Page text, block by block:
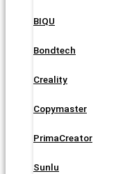
BIQU
Bondtech
Creality
Copymaster
PrimaCreator
Sunlu